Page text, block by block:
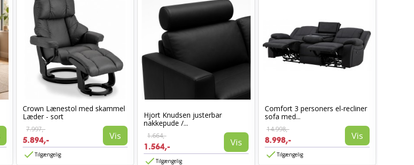
Crown Lænestol med skammel
Læder - sort
7.997,-
5.894,- Vis
Tilgængelig
Hjort Knudsen justerbar
nakkepude /...
1.664,-
1.564,- Vis
Tilgængelig
Comfort 3 personers el-recliner
sofa med...
14.998,-
8.998,- Vis
Tilgængelig